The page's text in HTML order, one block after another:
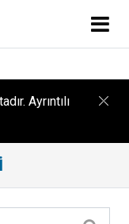
Ayrıntılı